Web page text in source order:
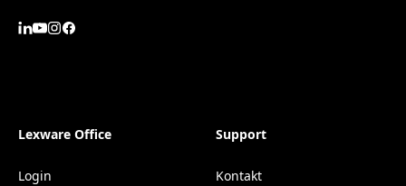
Lexware Office
Login
Support
Kontakt